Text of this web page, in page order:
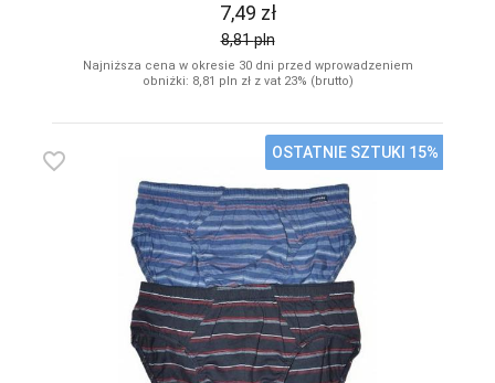
7,49 zł
8,81pln
Najniższa cena w okresie 30 dni przed wprowadzeniem
obniżki: 8,81 pln zł z vat 23% (brutto)
favorite_border OSTATNIE SZTUKI 15%